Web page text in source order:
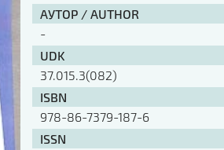
АУТОР / AUTHOR
-
UDK
37.015.3(082)
ISBN
978-86-7379-187-6
ISSN